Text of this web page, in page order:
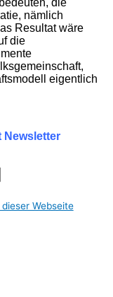
nämlich
Resultatwäre
die
eigentlich
Newsletter
Webseite